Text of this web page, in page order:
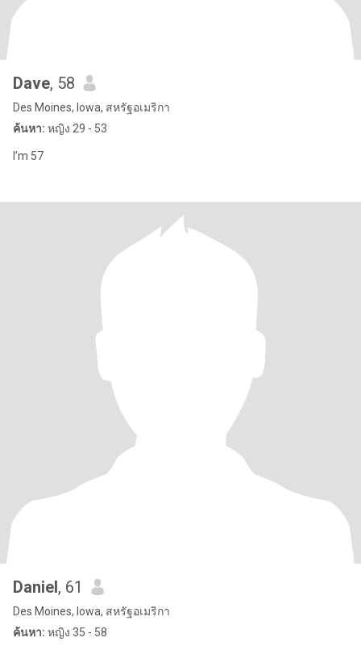
Dave, 58
Des Moines, Iowa, สหรัฐอเมริกา
ค้นหา: หญิง 29 - 53
I’m 57
Daniel, 61
Des Moines, Iowa, สหรัฐอเมริกา
ค้นหา: หญิง 35 - 58